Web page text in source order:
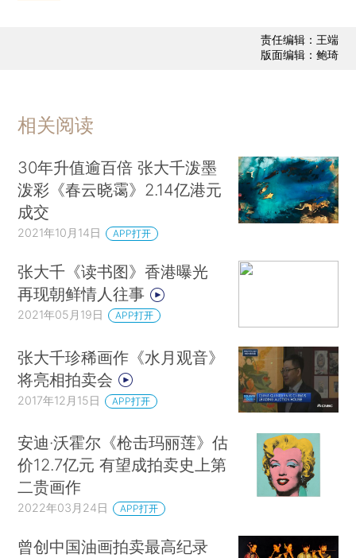
责任编辑：王端
版面编辑：鲍琦
相关阅读
30年升值逾百倍 张大千泼墨
泼彩《春云晓霭》2.14亿港元
成交
2021年10月14日 APP打开
张大千《读书图》香港曝光
再现朝鲜情人往事
2021年05月19日 APP打开
张大千珍稀画作《水月观音》
将亮相拍卖会
2017年12月15日 APP打开
安迪·沃霍尔《枪击玛丽莲》估
价12.7亿元 有望成拍卖史上第
二贵画作
2022年03月24日 APP打开
曾创中国油画拍卖最高纪录